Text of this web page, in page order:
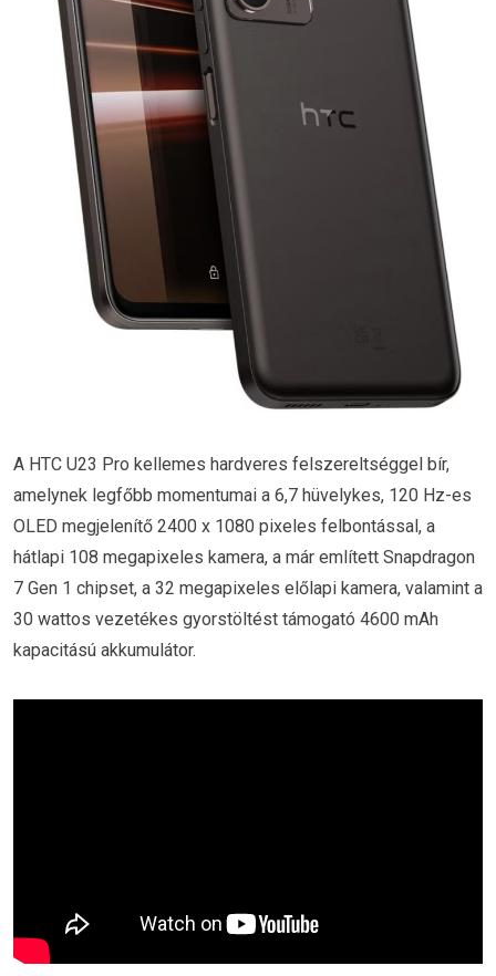
A HTC U23 Pro kellemes hardveres felszereltséggel bír,
amelynek legfőbb momentumai a 6,7 hüvelykes, 120 Hz-es
OLED megjelenítő 2400 x 1080 pixeles felbontással, a
hátlapi 108 megapixeles kamera, a már említett Snapdragon
7 Gen 1 chipset, a 32 megapixeles előlapi kamera, valamint a
30 wattos vezetékes gyorstöltést támogató 4600 mAh
kapacitású akkumulátor.